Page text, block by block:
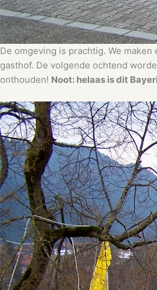
De omgeving is prachtig. We
gasthof. De volgende ochtend
onthouden! Noot: helaas is dit